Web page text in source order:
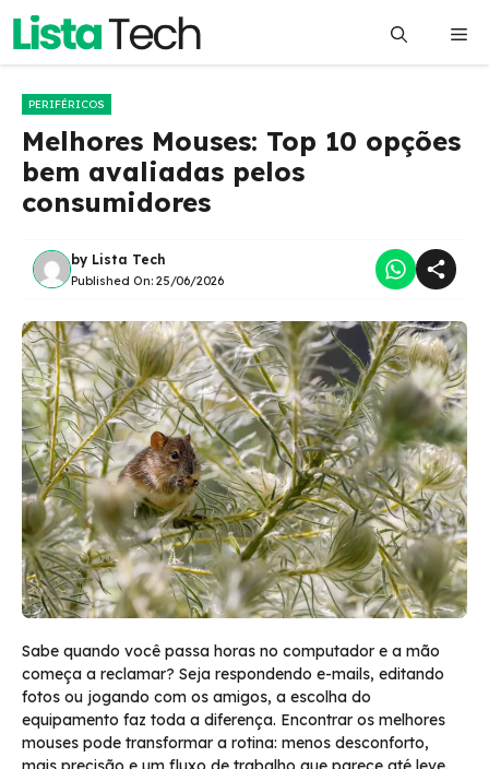
Pular
o
PERIFÉRICOS
Melhores Mouses: Top 10 opções
bem avaliadas pelos
consumidores
by Lista Tech
Published On: 25/06/2026
Sabe quando você passa horas no computador e a mão
começa a reclamar? Seja respondendo e-mails, editando
fotos ou jogando com os amigos, a escolha do
equipamento faz toda a diferença. Encontrar os melhores
mouses pode transformar a rotina: menos desconforto,